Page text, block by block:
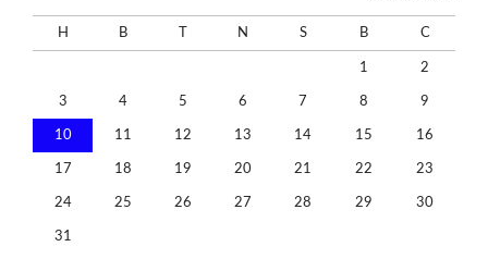
H B N S B C
1 2
3 4 5 6 7 8 9
10 11 12 13 14 15 16
17 18 19 20 21 22 23
24 25 26 27 28 29 30
31